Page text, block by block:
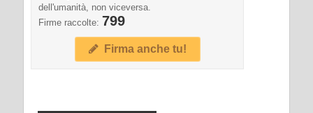
dell'umanità, non viceversa.
Firme raccolte: 799
Firma anche tu!